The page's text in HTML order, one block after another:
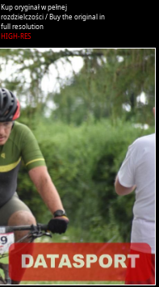
Kup oryginał w pełnej
rozdzielczości / Buy the original in
full resolution
HIGH-RES